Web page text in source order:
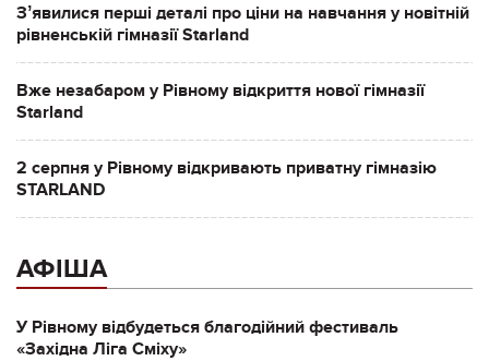
Зʼявилися перші деталі про ціни на навчання у новітній
рівненській гімназії Starland
Вже незабаром у Рівному відкриття нової гімназії
Starland
2 серпня у Рівному відкривають приватну гімназію
STARLAND
АФІША
У Рівному відбудеться благодійний фестиваль
«Західна Ліга Сміху»